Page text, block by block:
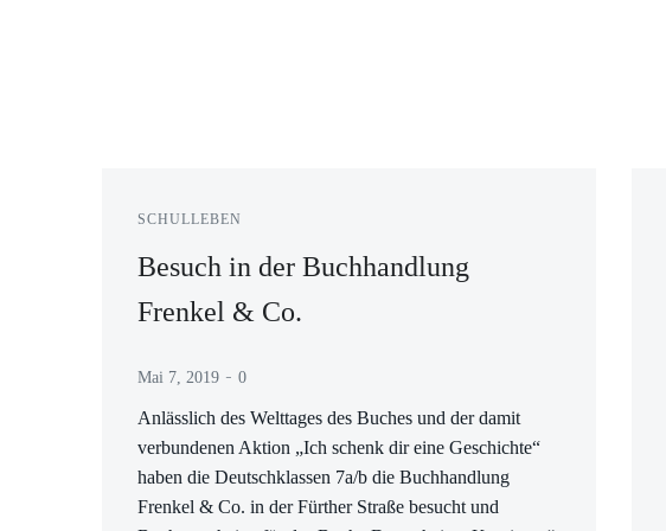
SCHULLEBEN
Besuch in der Buchhandlung
Frenkel & Co.
Mai 7, 2019 - 0
Anlässlich des Welttages des Buches und der damit
verbundenen Aktion „Ich schenk dir eine Geschichte“
haben die Deutschklassen 7a/b die Buchhandlung
Frenkel & Co. in der Fürther Straße besucht und